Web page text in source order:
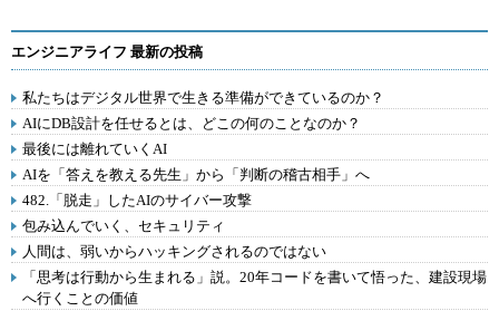
エンジニアライフ 最新の投稿
私たちはデジタル世界で生きる準備ができているのか？
AIにDB設計を任せるとは、どこの何のことなのか？
最後には離れていくAI
AIを「答えを教える先生」から「判断の稽古相手」へ
482.「脱走」したAIのサイバー攻撃
包み込んでいく、セキュリティ
人間は、弱いからハッキングされるのではない
「思考は行動から生まれる」説。20年コードを書いて悟った、建設現場
へ行くことの価値